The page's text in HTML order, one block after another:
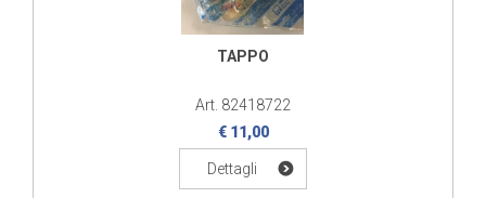
TAPPO
Art. 82418722
€ 11,00
Dettagli